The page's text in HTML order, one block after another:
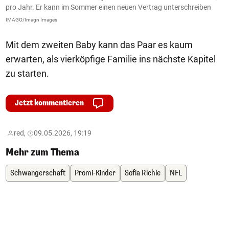
pro Jahr. Er kann im Sommer einen neuen Vertrag unterschreiben
IMAGO/Imagn Images
Mit dem zweiten Baby kann das Paar es kaum
erwarten, als vierköpfige Familie ins nächste Kapitel
zu starten.
Jetzt kommentieren
red, 09.05.2026, 19:19
Mehr zum Thema
Schwangerschaft Promi-Kinder Sofia Richie NFL